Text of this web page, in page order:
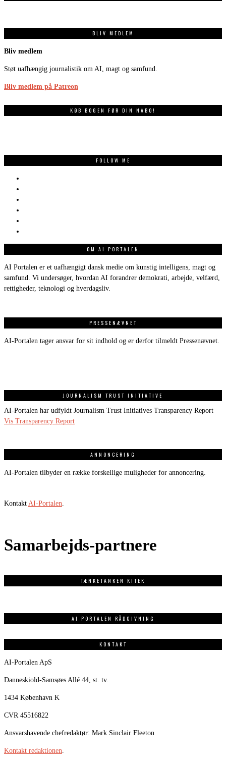
BLIV MEDLEM
Bliv medlem
Støt uafhængig journalistik om AI, magt og samfund.
Bliv medlem på Patreon
KØB BOGEN FØR DIN NABO!
FOLLOW ME
OM AI PORTALEN
AI Portalen er et uafhængigt dansk medie om kunstig intelligens, magt og
samfund. Vi undersøger, hvordan AI forandrer demokrati, arbejde, velfærd,
rettigheder, teknologi og hverdagsliv.
PRESSENÆVNET
AI-Portalen tager ansvar for sit indhold og er derfor tilmeldt Pressenævnet.
JOURNALISM TRUST INITIATIVE
AI-Portalen har udfyldt Journalism Trust Initiatives Transparency Report
Vis Transparency Report
ANNONCERING
AI-Portalen tilbyder en række forskellige muligheder for annoncering.
Kontakt AI-Portalen
Samarbejds-partnere
TÆNKETANKEN KITEK
AI PORTALEN RÅDGIVNING
KONTAKT
AI-Portalen ApS
Danneskiold-Samsøes Allé 44, st. tv.
1434 København K
CVR 45516822
Ansvarshavende chefredaktør: Mark Sinclair Fleeton
Kontakt redaktionen